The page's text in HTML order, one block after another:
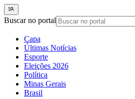
Buscar no portal
Capa
Últimas Notícias
Esporte
Eleições 2026
Política
Minas Gerais
Brasil